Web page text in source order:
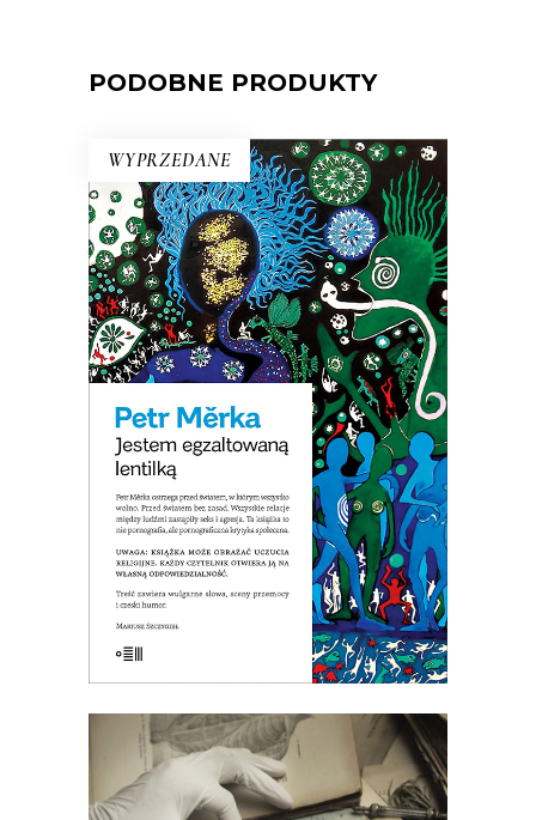
PODOBNE PRODUKTY
WYPRZEDANE
E-BOOK DO KOSZYKA
JESTEM EGZALTOWANĄ
LENTILKĄ
Opowiadania surrealistyczne, science
fiction o dewiantach, horror erotyczny,
pornograficzna krytyka społeczna. Ta
książką wprawiła w zdumienie nawet
czeskich czytelników!